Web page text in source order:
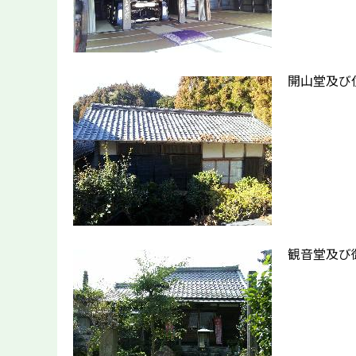
開山堂及び
観音堂及び